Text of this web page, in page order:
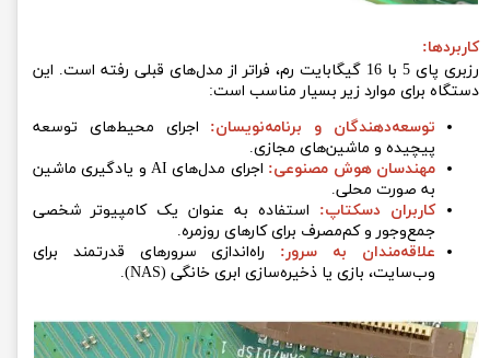
کاربردها:
رزبری پای 5 با 16 گیگابایت رم، فراتر از مدل‌های قبلی رفته است. این
دستگاه برای موارد زیر بسیار مناسب است:
توسعه‌دهندگان و برنامه‌نویسان: اجرای محیط‌های توسعه
پیچیده و ماشین‌های مجازی.
مهندسان هوش مصنوعی:
اجرای مدل‌های AI و یادگیری ماشین
به صورت محلی.
کاربران دسکتاپ: استفاده به عنوان یک کامپیوتر شخصی
جمع‌وجور و کم‌مصرف برای کارهای روزمره.
علاقه‌مندان به سرور:
راه‌اندازی سرورهای قدرتمند برای
وب‌سایت، بازی یا ذخیره‌سازی ابری خانگی (NAS).